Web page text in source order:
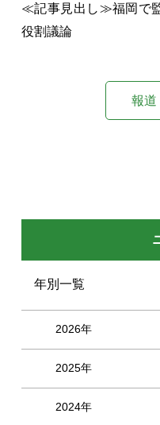
年別一覧
2026年
2025年
2024年
≪記事見出し≫福岡で
役割議論
報道